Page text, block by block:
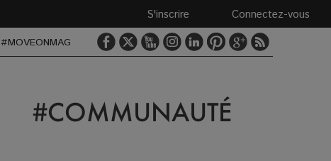
Connectez-vous
S'inscrire
#MOVEONMAG